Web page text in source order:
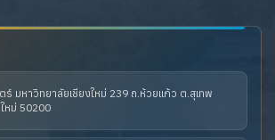
มหาวิทยาลัยเชียงใหม่ 239 ถ.ห้วยแก้ว ต.สุเทพ
หม่ 50200